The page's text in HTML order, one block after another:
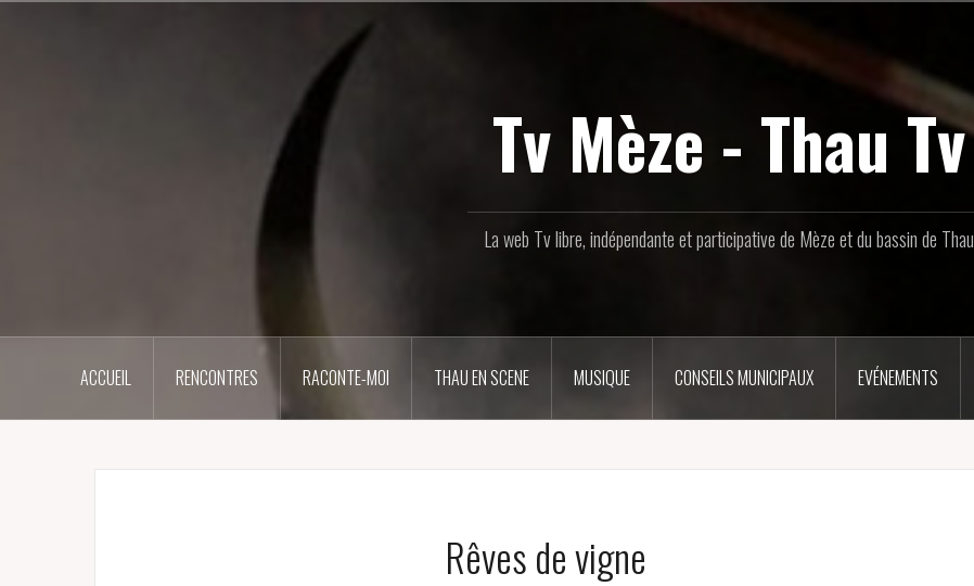
Tv Mèze - Thau Tv
La web Tv libre, indépendante et participative de Mèze et du bassin de Thau
ACCUEIL RENCONTRES RACONTE-MOI THAU EN SCENE MUSIQUE CONSEILS MUNICIPAUX EVÉNEMENTS
Rêves de vigne